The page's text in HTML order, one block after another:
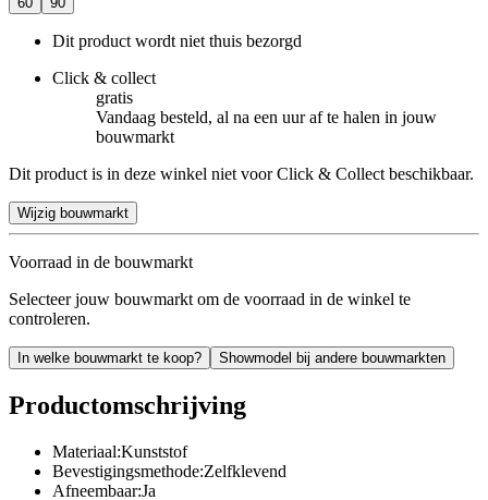
Dit product wordt niet thuis bezorgd
Click & collect
gratis
Vandaag besteld, al na een uur af te halen in jouw
bouwmarkt
Dit product is in deze winkel niet voor Click & Collect beschikbaar.
Wijzig bouwmarkt
Voorraad in de bouwmarkt
Selecteer jouw bouwmarkt om de voorraad in de winkel te
controleren.
In welke bouwmarkt te koop? Showmodel bij andere bouwmarkten
Productomschrijving
Materiaal:Kunststof
Bevestigingsmethode:Zelfklevend
Afneembaar:Ja